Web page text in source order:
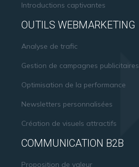
Introductions captivantes
OUTILS WEBMARKETING
Analyse de trafic
Gestion de campagnes publicitaires
Optimisation de la performance
Newsletters personnalisées
Création de visuels attractifs
COMMUNICATION B2B
Proposition de valeur